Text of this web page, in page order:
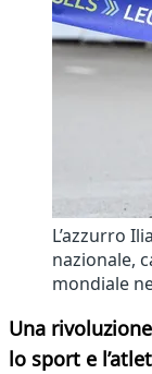
L’azzurro
nazionale,
mondiale
Una
lo sport e